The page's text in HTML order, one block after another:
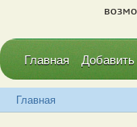
Главная Добавить
Главная